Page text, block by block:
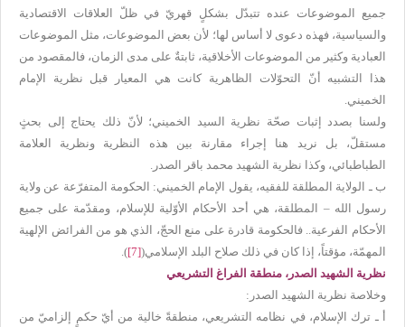
جميع الموضوعات عنده تتبدّل بشكلٍ قهريّ في ظلّ العلاقات الاقتصادية
والسياسية، فهذه دعوى لا أساس لها؛ لأن بعض الموضوعات، مثل الموضوعات
العبادية وكثير من الموضوعات الأخلاقية، ثابتةٌ على مدى الزمان، فالمقصود من
هذا التشبيه أنّ التحوّلات الظاهرية كانت هي المعيار قبل نظرية الإمام
الخميني.
ولسنا بصدد إثبات صحّة نظرية السيد الخميني؛ لأنّ ذلك يحتاج إلى بحثٍ
مستقلّ، بل نريد هنا إجراء مقارنة بين هذه النظرية ونظرية العلامة
الطباطبائي، وكذا نظرية الشهيد محمد باقر الصدر.
ب ـ الولاية المطلقة للفقيه، يقول الإمام الخميني: الحكومة المتفرّعة عن ولاية
رسول الله– المطلقة، هي أحد الأحكام الأوّلية للإسلام، ومقدّمة على جميع
الأحكام الفرعية.. فالحكومة قادرة على منع الحجّ، الذي هو من الفرائض الإلهية
المهمّة، مؤقتاً، إذا كان في ذلك صلاح البلد الإسلامي([7]
).
نظرية الشهيد الصدر، منطقة الفراغ التشريعي
وخلاصة نظرية الشهيد الصدر:
أ ـ ترك الإسلام، في نظامه التشريعي، منطقةً خالية من أيّ حكمٍ إلزاميّ من